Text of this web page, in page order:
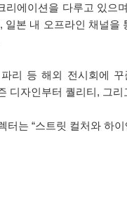
리에이션을 다루고 있으
일본 내 오프라인 채널을
리 등 해외 전시회에
디자인부터 퀄리티, 그
터는 “스트릿 컬처와 하